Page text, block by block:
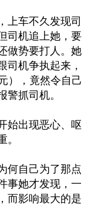
上车不久发现司
司机追上她，要
做势要打人。她
司机争执起来，
），竟然令自己
警抓司机。
始出现恶心、呕
。
何自己为了那点
事她才发现，一
而影响最大的是